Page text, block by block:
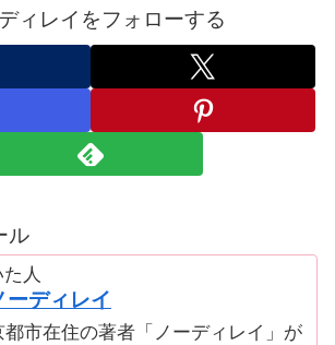
ィレイをフォローする
ル
人
ーディレイ
都市在住の著者「ノーディレイ」が